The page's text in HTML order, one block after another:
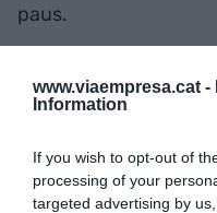
www.viaempresa.cat -
Information
If you wish to opt-out of
processing of your
targeted advertising by
paus.
Tot i que no resulta
el repartiment
capital (a través de
Ediciones y